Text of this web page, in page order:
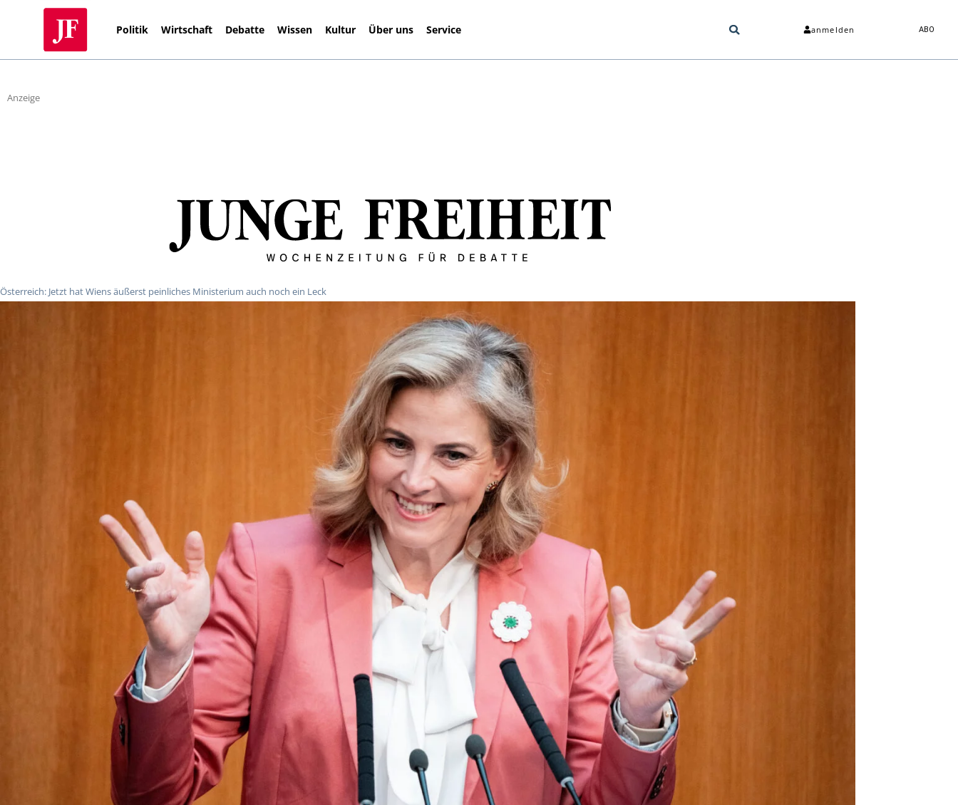
Politik Wirtschaft Debatte Wissen Kultur Über uns Service anmelden ABO
Anzeige
Österreich: Jetzt hat Wiens äußerst peinliches Ministerium auch noch ein Leck